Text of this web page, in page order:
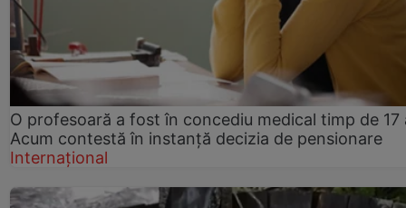
O profesoară a fost în concediu medical timp de 17
Acum contestă în instanță decizia de pensionare
Internațional